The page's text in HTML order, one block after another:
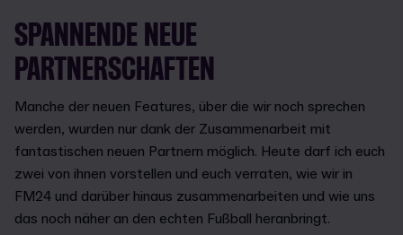
SPANNENDE NEUE
PARTNERSCHAFTEN
Manche der neuen Features, über die wir noch sprechen
werden, wurden nur dank der Zusammenarbeit mit
fantastischen neuen Partnern möglich. Heute darf ich euch
zwei von ihnen vorstellen und euch verraten, wie wir in
FM24 und darüber hinaus zusammenarbeiten und wie uns
das noch näher an den echten Fußball heranbringt.